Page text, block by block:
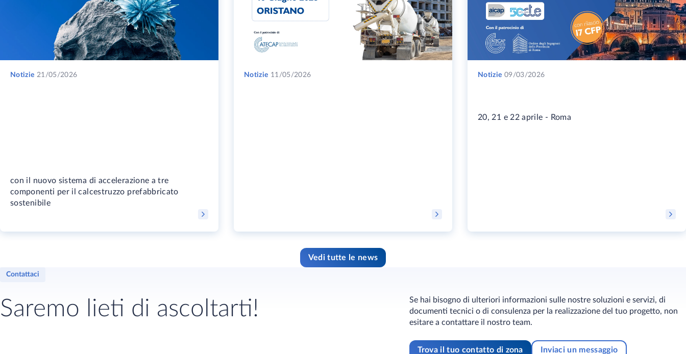
Notizie 21/05/2026
con il nuovo sistema di accelerazione a tre
componenti per il calcestruzzo prefabbricato
sostenibile
Notizie 11/05/2026 Notizie 09/03/2026
20, 21 e 22 aprile - Roma
Vedi tutte le news
Contattaci
Saremo lieti di ascoltarti!
Se hai bisogno di ulteriori informazioni sulle nostre soluzioni e servizi, di
documenti tecnici o di consulenza per la realizzazione del tuo progetto, non
esitare a contattare il nostro team.
Trova il tuo contatto di zona Inviaci un messaggio